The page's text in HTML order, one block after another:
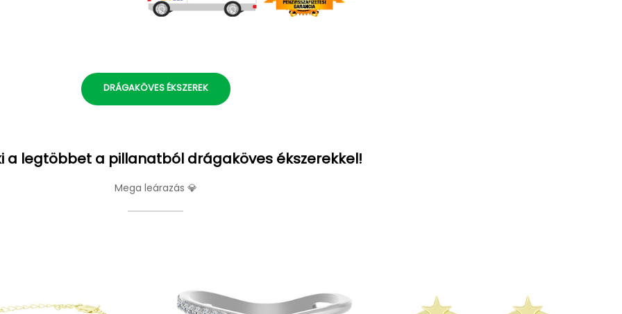
DRÁGAKÖVES ÉKSZEREK
a legtöbbet a pillanatból drágaköves ékszerekkel!
Mega leárazás 💎